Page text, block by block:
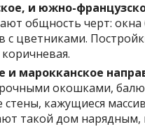
и южно-
общность черт:
с цветниками.
и марокканское
окошками,
стены, кажущиеся
такой дом